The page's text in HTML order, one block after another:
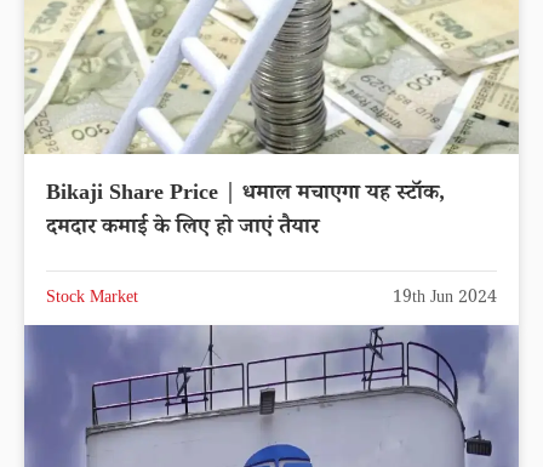
Bikaji Share Price | धमाल मचाएगा यह स्टॉक,
दमदार कमाई के लिए हो जाएं तैयार
Stock Market 19th Jun 2024